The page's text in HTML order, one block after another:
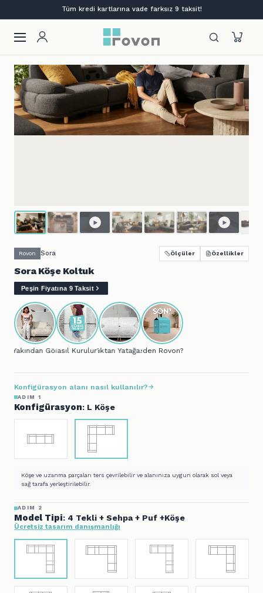
Lansmana özel %12 indirim + ilk siparişe %10
Rovon Sora Ölçüler Özellikler
Sora Köşe Koltuk
Peşin Fiyatına 9 Taksit
Yakından Gör...Nasıl Kurulur?Koltuktan Yatağa..Neden Rovon?
Konfigürasyon alanı nasıl kullanılır?
ADIM 1
Konfigürasyon: L Köşe
Köşe ve uzanma parçaları ters çevrilebilir ve alanınıza uygun olarak sol veya
sağ tarafa yerleştirilebilir.
ADIM 2
Model Tipi: 4 Tekli + Sehpa + Puf +Köşe
Ücretsiz tasarım danışmanlığı